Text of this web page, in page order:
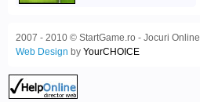
2007 - 2010 © StartGame.ro - Jocuri Online
Web Design by YourCHOICE